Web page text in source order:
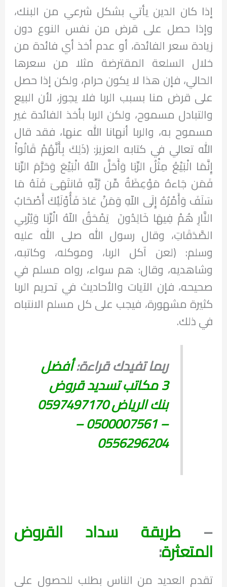
إذا كان الدين يأتي بشكل شرعي من البنك،
وإذا حصل على قرض من نفس النوع دون
زيادة سعر الفائدة، أو عدم أخذ أي فائدة من
خلال السلعة المقترضة مثلا من سعرها
الحالي، فإن هذا لا يكون حرام، ولكن إذا حصل
على قرض منا بسبب الربا فلا يجوز، لأن البيع
والتبادل مسموح، ولكن الربا بأخذ الفائدة غير
مسموح به، والربا أنهانا الله عنها، فقد قال
الله تعالي في كتابه العزيز: (ذَلِكَ بِأَنَّهُمْ قَالُواْ
إِنَّمَا الْبَيْعُ مِثْلُ الرِّبَا وَأَحَلَّ اللّهُ الْبَيْعَ وَحَرَّمَ الرِّبَا
فَمَن جَاءهُ مَوْعِظَةٌ مِّن رَّبِّهِ فَانتَهَىَ فَلَهُ مَا
سَلَفَ وَأَمْرُهُ إِلَى اللّهِ وَمَنْ عَادَ فَأُوْلَئِكَ أَصْحَابُ
النَّارِ هُمْ فِيهَا خَالِدُونَ يَمْحَقُ اللّهُ الْرِّبَا وَيُرْبِي
الصَّدَقَاتِ، وقال رسول الله صلى الله عليه
وسلم: (لعن آكل الربا، وموكله، وكاتبه،
وشاهديه، وقال: هم سواء، رواه مسلم في
صحيحه، فإن الآيات والأحاديث في تحريم الربا
كثيرة مشهورة، فيجب على كل مسلم الانتباه
في ذلك.
ربما تفيدك قراءة:أفضل
3 مكاتب تسديد قروض
بنك الرياض 0597497170
– 0500007561 –
0556296204
–طريقة سداد القروض
المتعثرة:
تقدم العديد من الناس بطلب للحصول على